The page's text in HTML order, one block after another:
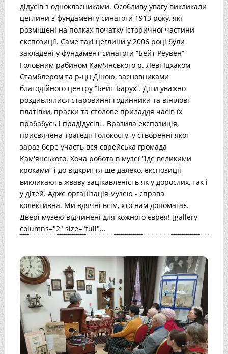
дідусів з однокласниками. Особливу увагу викликали
цеглини з фундаменту синагоги 1913 року, які
розміщені на полках початку історичної частини
експозиції. Саме такі цеглини у 2006 році були
закладені у фундамент синагоги “Бейт Реувен”
Головним рабином Кам'янського р. Леві Іцхаком
Стамблером та р-цн Діною, засновниками
благодійного центру “Бейт Барух”. Діти уважно
роздивлялися старовинні годинники та вінілові
платівки, праски та столове приладдя часів їх
прабабусь і прадідусів… Вразила експозиція,
присвячена трагедії Голокосту, у створенні якої
зараз бере участь вся єврейська громада
Кам'янського. Хоча робота в музеї “іде великими
кроками” і до відкриття ще далеко, експозиції
викликають жваву зацікавленість як у дорослих, так і
у дітей. Адже організація музею - справа
колективна. Ми вдячні всім, хто нам допомагає.
Двері музею відчинені для кожного єврея! [gallery
columns="2" size="full"...